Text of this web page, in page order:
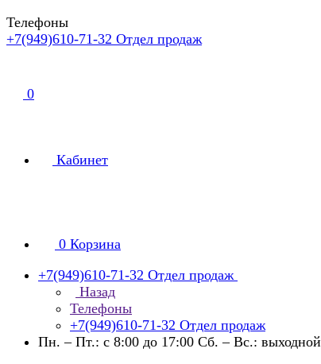
Телефоны
+7(949)610-71-32 Отдел продаж
0
Кабинет
0 Корзина
+7(949)610-71-32 Отдел продаж
Назад
Телефоны
+7(949)610-71-32 Отдел продаж
Пн. – Пт.: с 8:00 до 17:00 Сб. – Вс.: выходной